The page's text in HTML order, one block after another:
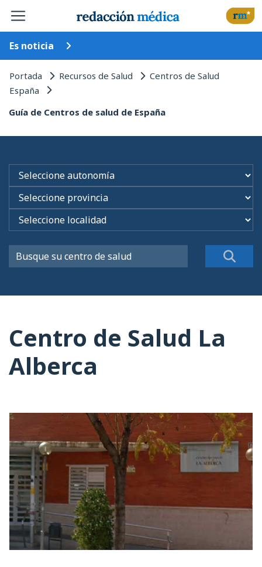
Es noticia
Portada Recursos de Salud Centros de Salud
España
Guía de Centros de salud de España
Centro de Salud La
Alberca